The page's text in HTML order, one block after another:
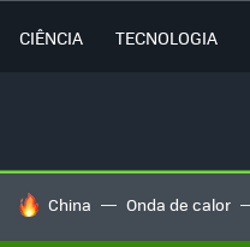
CIÊNCIA TECNOLOGIA
TENDÊNCIAS DO DIA
China Onda de calor